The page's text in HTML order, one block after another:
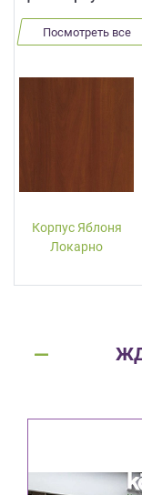
Посмотреть все
Корпус Яблоня
Локарно